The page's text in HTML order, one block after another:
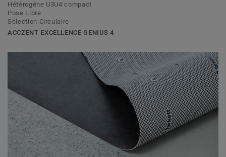
Hétérogène U3U4 compact
Pose Libre
Sélection Circulaire
ACCZENT EXCELLENCE GENIUS 4